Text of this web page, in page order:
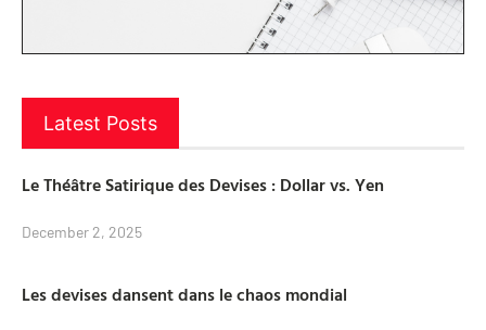
Latest Posts
Le Théâtre Satirique des Devises : Dollar vs. Yen
December 2, 2025
Les devises dansent dans le chaos mondial